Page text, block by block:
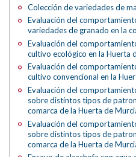
Colección de variedades de
Evaluación del
variedades de granado en la
Evaluación del
cultivo ecológico en la Huerta
Evaluación del
cultivo convencional en la
Evaluación del
sobre distintos tipos de
comarca de la Huerta de
Evaluación del
sobre distintos tipos de
comarca de la Huerta de